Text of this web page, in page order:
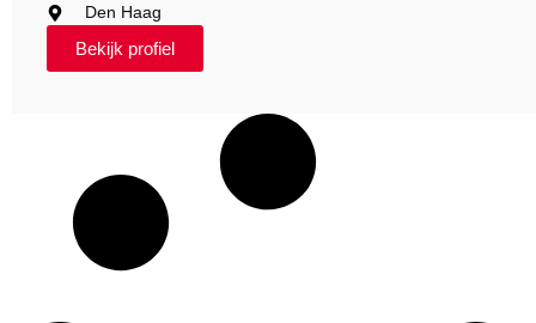
Den Haag
Bekijk profiel